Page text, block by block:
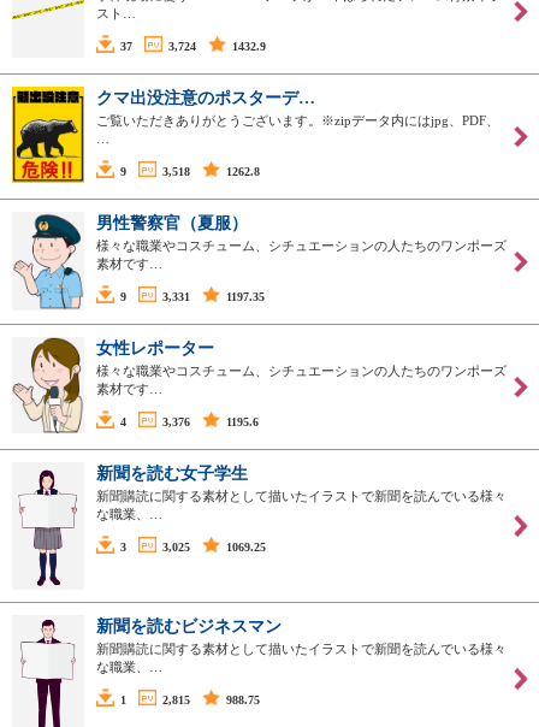
スト…
37 3,724 1432.9
クマ出没注意のポスターデ…
ご覧いただきありがとうございます。※zipデータ内にはjpg、PDF、
9 3,518 1262.8
男性警察官（夏服）
様々な職業やコスチューム、シチュエーションの人たちのワンポーズ
素材です…
9 3,331 1197.35
女性レポーター
様々な職業やコスチューム、シチュエーションの人たちのワンポーズ
素材です…
4 3,376 1195.6
新聞を読む女子学生
新聞購読に関する素材として描いたイラストで新聞を読んでいる様々
な職業、…
3 3,025 1069.25
新聞を読むビジネスマン
新聞購読に関する素材として描いたイラストで新聞を読んでいる様々
な職業、…
1 2,815 988.75